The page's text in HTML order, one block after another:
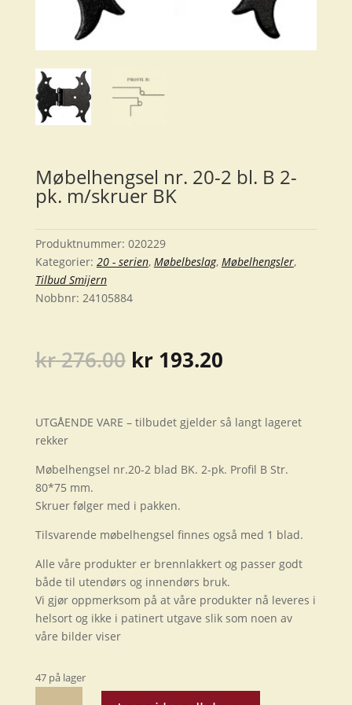
Møbelhengsel nr. 20-2 bl. B 2-
pk. m/skruer BK
Produktnummer: 020229
Kategorier: 20 - serien, Møbelbeslag, Møbelhengsler,
Tilbud Smijern
Nobbnr: 24105884
kr276.00 Opprinnelig
pris
kr 276.00.
kr193.20Nåværende
kr 193.20.
UTGÅENDE VARE – tilbudet gjelder så langt lageret
rekker
Møbelhengsel nr.20-2 blad BK. 2-pk. Profil B Str.
80*75 mm.
Skruer følger med i pakken.
Tilsvarende møbelhengsel finnes også med 1 blad.
Alle våre produkter er brennlakkert og passer godt
både til utendørs og innendørs bruk.
Vi gjør oppmerksom på at våre produkter nå leveres i
helsort og ikke i patinert utgave slik som noen av
våre bilder viser
47 på lager
Møbelhengsel